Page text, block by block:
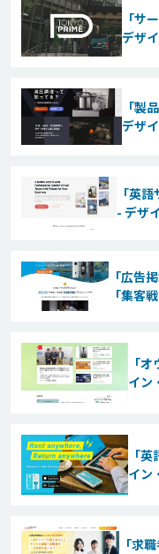
「サ
デザ
「製
デザ
「英
- デザ
「広告
「集客
「
イン
「英
イン
「求